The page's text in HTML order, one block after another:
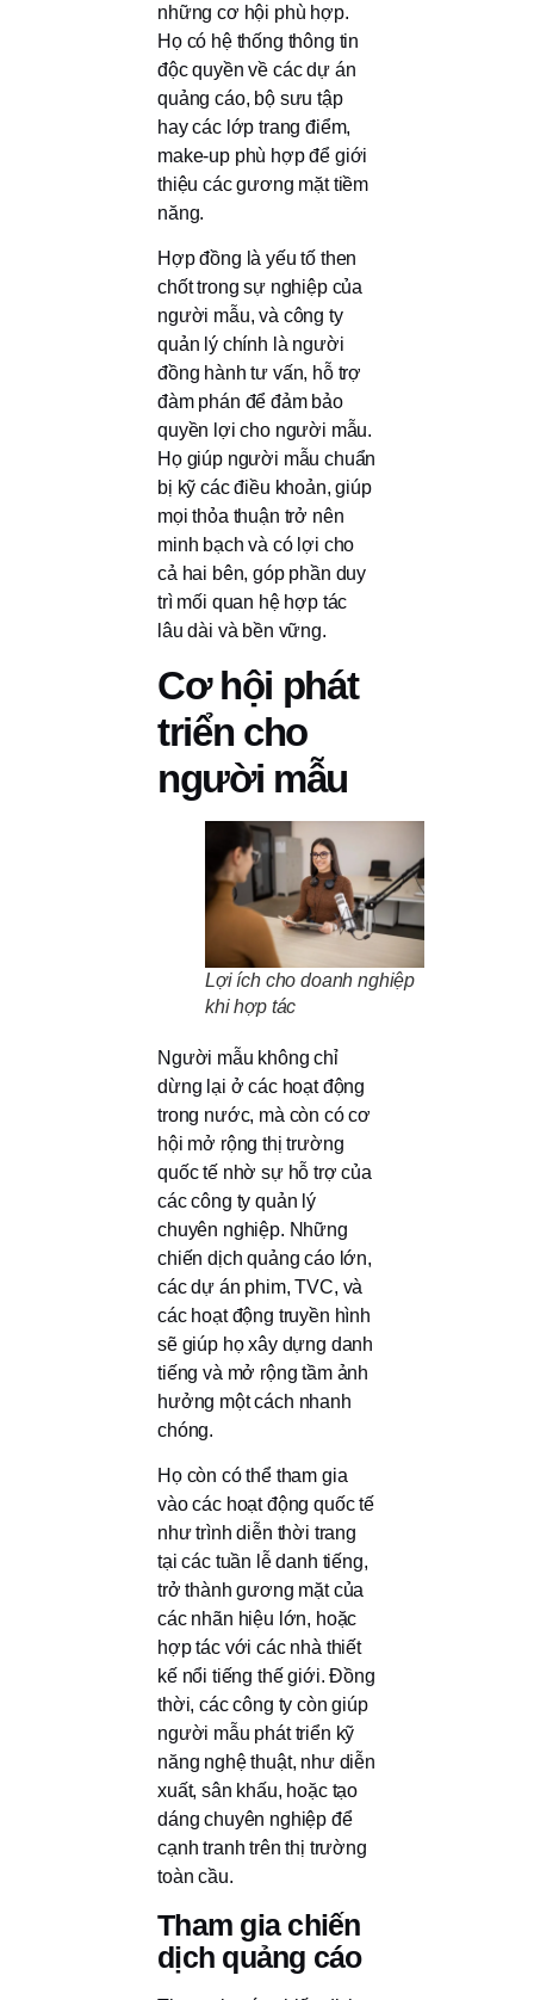
những cơ hội phù hợp.
Họ có hệ thống thông tin
độc quyền về các dự án
quảng cáo, bộ sưu tập
hay các lớp trang điểm,
make-up phù hợp để giới
thiệu các gương mặt tiềm
năng.
Hợp đồng là yếu tố then
chốt trong sự nghiệp của
người mẫu, và công ty
quản lý chính là người
đồng hành tư vấn, hỗ trợ
đàm phán để đảm bảo
quyền lợi cho người mẫu.
Họ giúp người mẫu chuẩn
bị kỹ các điều khoản, giúp
mọi thỏa thuận trở nên
minh bạch và có lợi cho
cả hai bên, góp phần duy
trì mối quan hệ hợp tác
lâu dài và bền vững.
Cơ hội phát
triển cho
người mẫu
Lợi ích cho doanh nghiệp
khi hợp tác
Người mẫu không chỉ
dừng lại ở các hoạt động
trong nước, mà còn có cơ
hội mở rộng thị trường
quốc tế nhờ sự hỗ trợ của
các công ty quản lý
chuyên nghiệp. Những
chiến dịch quảng cáo lớn,
các dự án phim, TVC, và
các hoạt động truyền hình
sẽ giúp họ xây dựng danh
tiếng và mở rộng tầm ảnh
hưởng một cách nhanh
chóng.
Họ còn có thể tham gia
vào các hoạt động quốc tế
như trình diễn thời trang
tại các tuần lễ danh tiếng,
trở thành gương mặt của
các nhãn hiệu lớn, hoặc
hợp tác với các nhà thiết
kế nổi tiếng thế giới. Đồng
thời, các công ty còn giúp
người mẫu phát triển kỹ
năng nghệ thuật, như diễn
xuất, sân khấu, hoặc tạo
dáng chuyên nghiệp để
cạnh tranh trên thị trường
toàn cầu.
Tham gia chiến
dịch quảng cáo